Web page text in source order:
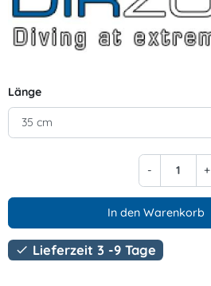
Länge
- +
In den Warenkorb
 Lieferzeit 3 -9 Tage